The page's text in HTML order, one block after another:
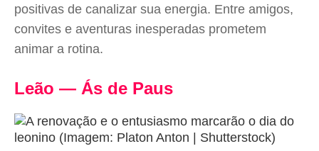
positivas de canalizar sua energia. Entre amigos,
convites e aventuras inesperadas prometem
animar a rotina.
Leão — Ás de Paus